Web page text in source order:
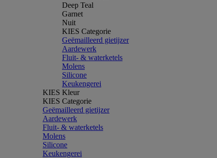
Deep Teal
Garnet
Nuit
KIES Categorie
Geëmailleerd gietijzer
Aardewerk
Fluit- & waterketels
Molens
Silicone
Keukengerei
KIES Kleur
KIES Categorie
Geëmailleerd gietijzer
Aardewerk
Fluit- & waterketels
Molens
Silicone
Keukengerei